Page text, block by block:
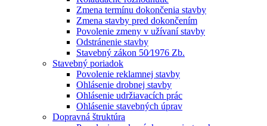
Zmena termínu dokončenia stavby
Zmena stavby pred dokončením
Povolenie zmeny v užívaní stavby
Odstránenie stavby
Stavebný zákon 50⁄1976 Zb.
Stavebný poriadok
Povolenie reklamnej stavby
Ohlásenie drobnej stavby
Ohlásenie udržiavacích prác
Ohlásenie stavebných úprav
Dopravná štruktúra